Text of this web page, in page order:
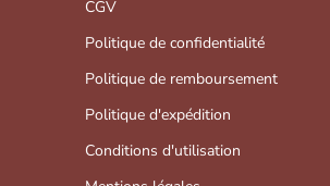
CGV
Politique de confidentialité
Politique de remboursement
Politique d'expédition
Conditions d'utilisation